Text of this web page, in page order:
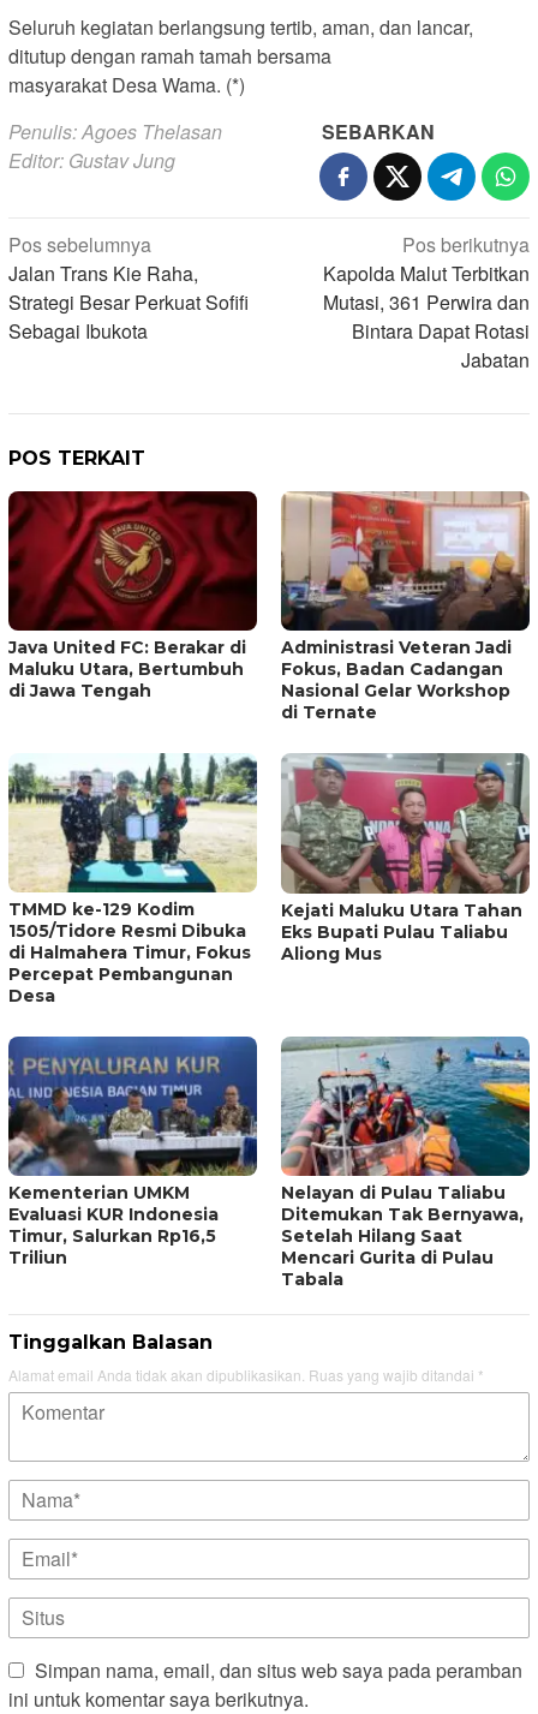
Seluruh kegiatan berlangsung tertib, aman, dan lancar,
ditutup dengan ramah tamah bersama
masyarakat Desa Wama. (*)
Penulis: Agoes Thelasan
Editor: Gustav Jung
SEBARKAN
Navigasi
pos
Pos sebelumnya
Jalan Trans Kie Raha,
Strategi Besar Perkuat Sofifi
Sebagai Ibukota
Pos berikutnya
Kapolda Malut Terbitkan
Mutasi, 361 Perwira dan
Bintara Dapat Rotasi
Jabatan
POS TERKAIT
Java United FC: Berakar di
Maluku Utara, Bertumbuh
di Jawa Tengah
Administrasi Veteran Jadi
Fokus, Badan Cadangan
Nasional Gelar Workshop
di Ternate
TMMD ke-129 Kodim
1505/Tidore Resmi Dibuka
di Halmahera Timur, Fokus
Percepat Pembangunan
Desa
Kejati Maluku Utara Tahan
Eks Bupati Pulau Taliabu
Aliong Mus
Kementerian UMKM
Evaluasi KUR Indonesia
Timur, Salurkan Rp16,5
Triliun
Nelayan di Pulau Taliabu
Ditemukan Tak Bernyawa,
Setelah Hilang Saat
Mencari Gurita di Pulau
Tabala
Tinggalkan Balasan
Alamat email Anda tidak akan dipublikasikan. Ruas yang wajib ditandai *
Simpan nama, email, dan situs web saya pada peramban
ini untuk komentar saya berikutnya.